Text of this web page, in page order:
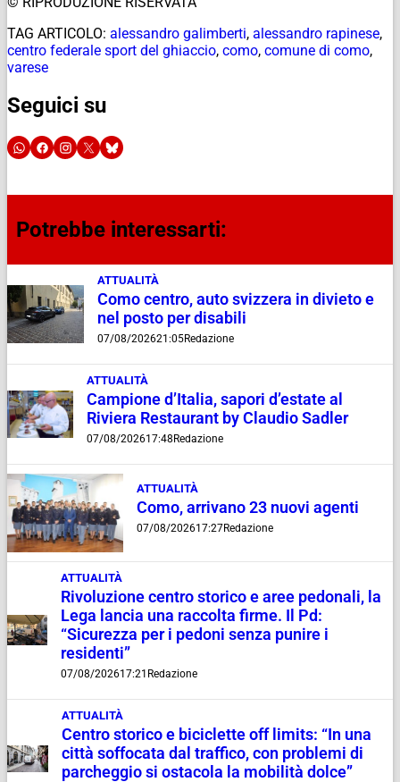
TAG ARTICOLO: alessandro galimberti, alessandro rapinese,
centro federale sport del ghiaccio, como, comune di como,
varese
Seguici su
Potrebbe interessarti:
ATTUALITÀ
Como centro, auto svizzera in divieto e
nel posto per disabili
07/08/202621:05Redazione
ATTUALITÀ
Campione d’Italia, sapori d’estate al
Riviera Restaurant by Claudio Sadler
07/08/202617:48 Redazione
ATTUALITÀ
Como, arrivano 23 nuovi agenti
07/08/202617:27Redazione
ATTUALITÀ
Rivoluzione centro storico e aree pedonali, la
Lega lancia una raccolta firme. Il Pd:
“Sicurezza per i pedoni senza punire i
residenti”
07/08/202617:21 Redazione
ATTUALITÀ
Centro storico e biciclette off limits: “In una
città soffocata dal traffico, con problemi di
parcheggio si ostacola la mobilità dolce”